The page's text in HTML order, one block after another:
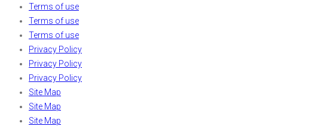
Terms of use
Terms of use
Terms of use
Privacy Policy
Privacy Policy
Privacy Policy
Site Map
Site Map
Site Map